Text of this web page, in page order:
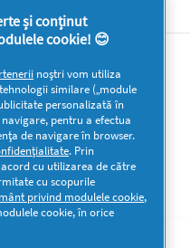
SA
drepturile rezervate
și conținut
cookie! 😊
noștri vom utiliza
similare („module
personalizată în
pentru a efectua
de navigare în browser.
. Prin
cu utilizarea de către
cu scopurile
privind modulele cookie,
cookie, în orice